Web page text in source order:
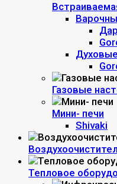
Газовые
Мини- печи
Shivaki
Тепловое